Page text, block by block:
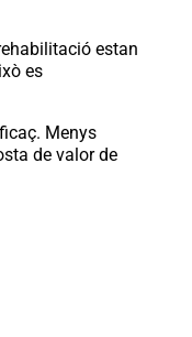
estan
es
Menys
de valor de